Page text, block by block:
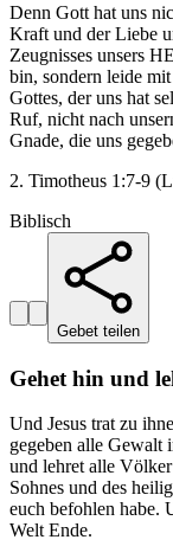
Denn Gott hat uns
Kraft und der Liebe
Zeugnisses unsers
bin, sondern leide
Gottes, der uns hat
Ruf, nicht nach
Gnade, die uns
2. Timotheus 1:7-9
Biblisch
Gebet teilen
Gehet hin und
Und Jesus trat zu
gegeben alle Gewalt
und lehret alle
Sohnes und des
euch befohlen habe.
Welt Ende.